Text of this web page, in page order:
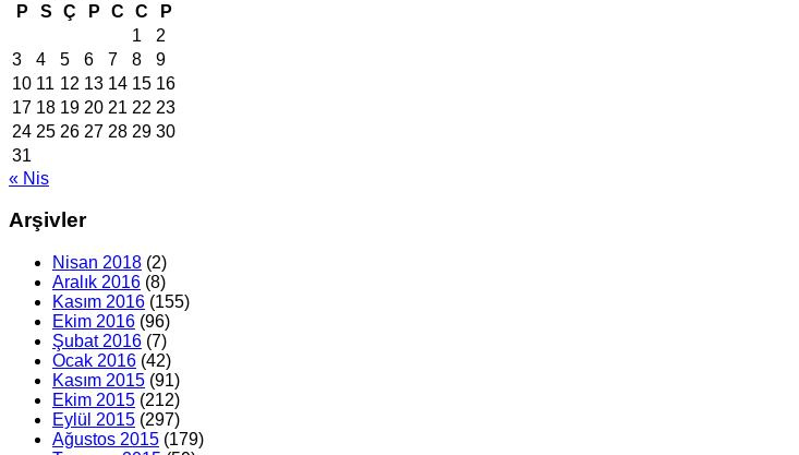
P
S Ç P C C
P
1
2
3
4 5 6 7 8
9
10 11 12 13 14 15 16
17 18 19 20 21 22 23
24 25 26 27 28 29 30
31
« Nis
Arşivler
Nisan 2018 (2)
Aralık 2016 (8)
Kasım 2016 (155)
Ekim 2016 (96)
Şubat 2016 (7)
Ocak 2016 (42)
Kasım 2015 (91)
Ekim 2015 (212)
Eylül 2015 (297)
Ağustos 2015 (179)